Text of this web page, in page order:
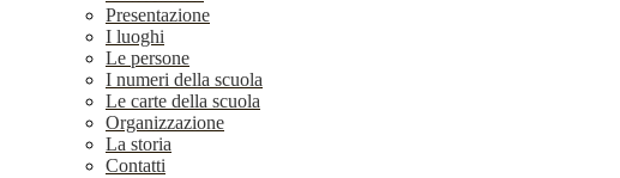
Presentazione
I luoghi
Le persone
I numeri della scuola
Le carte della scuola
Organizzazione
La storia
Contatti